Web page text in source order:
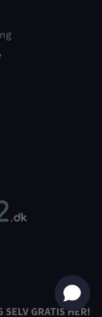
SELV GRATIS HER!